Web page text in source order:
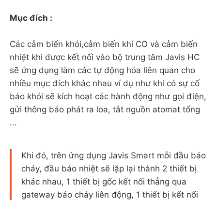
Mục đích :
Các cảm biến khói,cảm biến khí CO và cảm biến
nhiệt khi được kết nối vào bộ trung tâm Javis HC
sẽ ứng dụng làm các tự động hóa liên quan cho
nhiều mục đích khác nhau ví dụ như khi có sự cố
báo khói sẽ kích hoạt các hành động như gọi điện,
gửi thông báo phát ra loa, tắt nguồn atomat tổng
...
Khi đó, trên ứng dụng Javis Smart mỗi đầu báo
cháy, đầu báo nhiệt sẽ lặp lại thành 2 thiết bị
khác nhau, 1 thiết bị gốc kết nối thẳng qua
gateway báo cháy liên động, 1 thiết bị kết nối